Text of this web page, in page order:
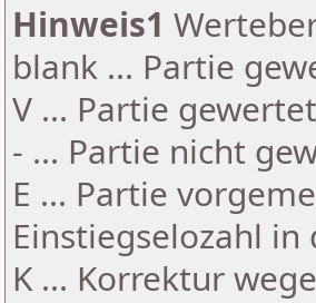
Hinweis1
blank ... Partie
V ... Partie
- ... Partie nicht
E ... Partie
Einstiegselozahl
K ... Korrektur